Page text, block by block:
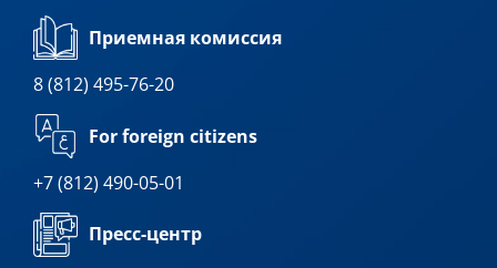
Приемная комиссия
8 (812) 495-76-20
For foreign citizens
+7 (812) 490-05-01
Пресс-центр